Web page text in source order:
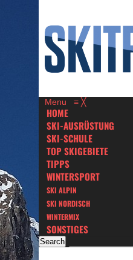
Menu ≡ ╳
HOME
SKI-AUSRÜSTUNG
SKI-SCHULE
TOP SKIGEBIETE
TIPPS
WINTERSPORT
SKI ALPIN
SKI NORDISCH
WINTERMIX
SONSTIGES